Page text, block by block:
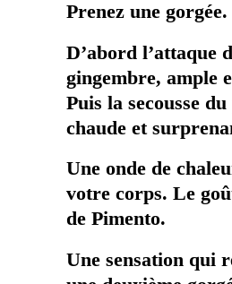
Prenez une gorgée.
D’abord l’attaque
gingembre, ample
Puis la secousse
chaude et
Une onde de
votre corps. Le
de Pimento.
Une sensation qui